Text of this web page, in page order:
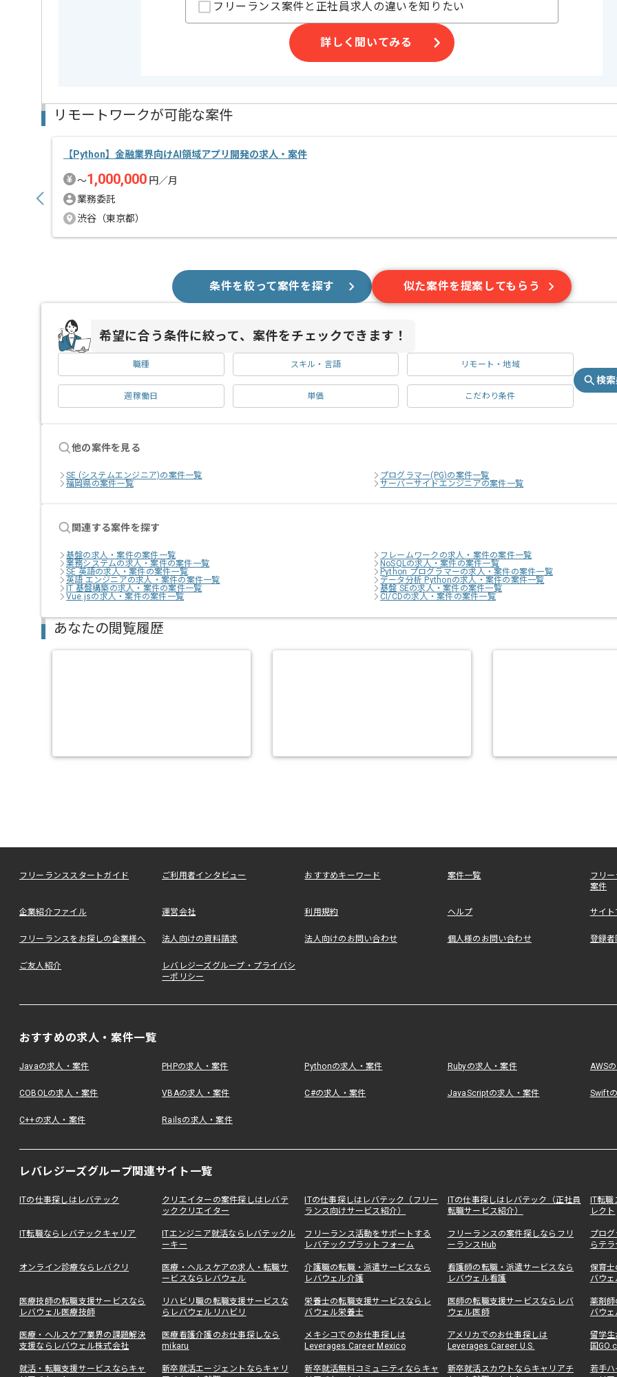
フリーランス案件と正社員求人の違いを知りたい
詳しく聞いてみる
リモートワークが可能な案件
【Python】金融業界向けAI領域アプリ開発の求人・案件
〜1,000,000 円／月
業務委託
渋谷（東京都）
条件を絞って案件を探す 似た案件を提案してもらう
希望に合う条件に絞って、案件をチェックできます！
職種 スキル・言語 リモート・地域
週稼働日 単価 こだわり条件
検
他の案件を見る
SE (システムエンジニア)の案件一覧
プログラマー(PG)の案件一覧
福岡県の案件一覧
サーバーサイドエンジニアの案件一覧
関連する案件を探す
基盤の求人・案件の案件一覧
フレームワークの求人・案件の案件一覧
業務システムの求人・案件の案件一覧
NoSQLの求人・案件の案件一覧
SE 英語の求人・案件の案件一覧
Python プログラマーの求人・案件の案件一覧
英語 エンジニアの求人・案件の案件一覧
データ分析 Pythonの求人・案件の案件一覧
IT 基盤構築の求人・案件の案件一覧
基盤 SEの求人・案件の案件一覧
Vue.jsの求人・案件の案件一覧
CI/CDの求人・案件の案件一覧
あなたの閲覧履歴
フリーランススタートガイド ご利用者インタビュー おすすめキーワード 案件一覧
フリ
案件
企業紹介ファイル 運営会社 利用規約 ヘルプ サイ
フリーランスをお探しの企業様へ 法人向けの資料請求 法人向けのお問い合わせ 個人様のお問い合わせ 登録者
ご友人紹介
レバレジーズグループ・プライバシ
ーポリシー
おすすめの求人・案件一覧
Javaの求人・案件 PHPの求人・案件 Pythonの求人・案件 Rubyの求人・案件 AWS
COBOLの求人・案件 VBAの求人・案件 C#の求人・案件 JavaScriptの求人・案件 Swift
C++の求人・案件 Railsの求人・案件
レバレジーズグループ関連サイト一覧
ITの仕事探しはレバテック
クリエイターの案件探しはレバテ
ッククリエイター
ITの仕事探しはレバテック（フリー
ランス向けサービス紹介）
ITの仕事探しはレバテック（正社員
転職サービス紹介）
IT転
レクト
IT転職ならレバテックキャリア
ITエンジニア就活ならレバテックル
ーキー
フリーランス活動をサポートする
レバテックプラットフォーム
フリーランスの案件探しならフリ
ーランスHub
プロ
らテ
オンライン診療ならレバクリ
医療・ヘルスケアの求人・転職サ
ービスならレバウェル
介護職の転職・派遣サービスなら
レバウェル介護
看護師の転職・派遣サービスなら
レバウェル看護
保育
バウ
医療技師の転職支援サービスなら
レバウェル医療技師
リハビリ職の転職支援サービスな
らレバウェルリハビリ
栄養士の転職支援サービスならレ
バウェル栄養士
医師の転職支援サービスならレバ
ウェル医師
薬剤
バウ
医療・ヘルスケア業界の課題解決
支援ならレバウェル株式会社
医療看護介護のお仕事探しなら
mikaru
メキシコでのお仕事探しは
Leverages Career Mexico
アメリカでのお仕事探しは
Leverages Career U.S.
留学
国
就活・転職支援サービスならキャ
新卒就活エージェントならキャリ
新卒就活無料コミュニティならキャ
新卒就活スカウトならキャリアチ
若手